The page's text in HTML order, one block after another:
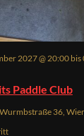
Paddle Club
2027 @ 20:00bis
Wurmbstraße 36,